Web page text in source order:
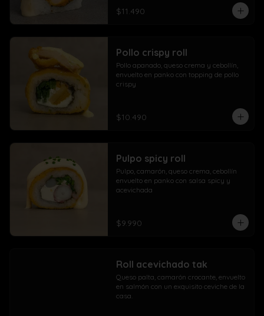
$11.490
Pollo crispy roll
Pollo apanado, queso crema y cebollín,
envuelto en panko con topping de pollo
crispy
$10.490
Pulpo spicy roll
Pulpo, camarón, queso crema, cebollín
envuelto en panko con salsa spicy y
acevichada
$9.990
Roll acevichado tak
Queso palta, camarón crocante, envuelto
en salmón con un exquisito ceviche de la
casa.